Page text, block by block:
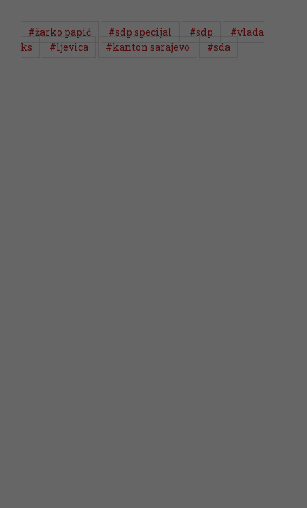
#žarko papić #sdp specijal #sdp
#vlada
ks
#ljevica #kanton sarajevo #sda